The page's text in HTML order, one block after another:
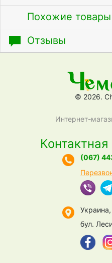
Похожие товары
Отзывы
© 2026.
Интернет-
(067)
Украина,
бул.